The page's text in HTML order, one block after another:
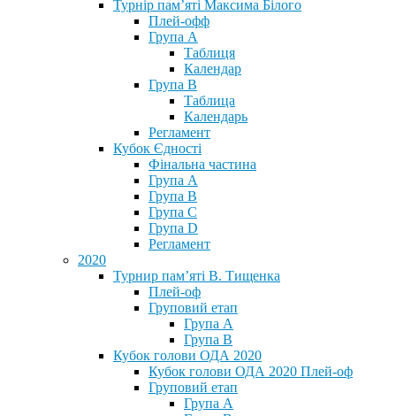
Турнір пам’яті Максима Білого
Плей-офф
Група А
Таблиця
Календар
Група В
Таблица
Календарь
Регламент
Кубок Єдності
Фінальна частина
Група А
Група В
Група С
Група D
Регламент
2020
Турнир пам’яті В. Тищенка
Плей-оф
Груповий етап
Група А
Група В
Кубок голови ОДА 2020
Кубок голови ОДА 2020 Плей-оф
Груповий етап
Група A